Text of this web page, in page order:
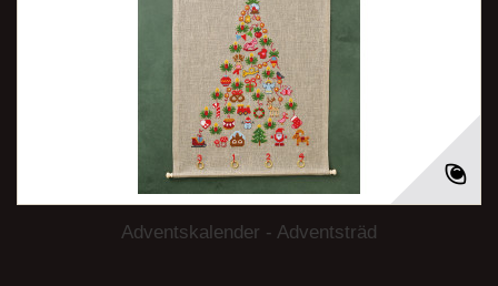
Adventskalender - Adventsträd